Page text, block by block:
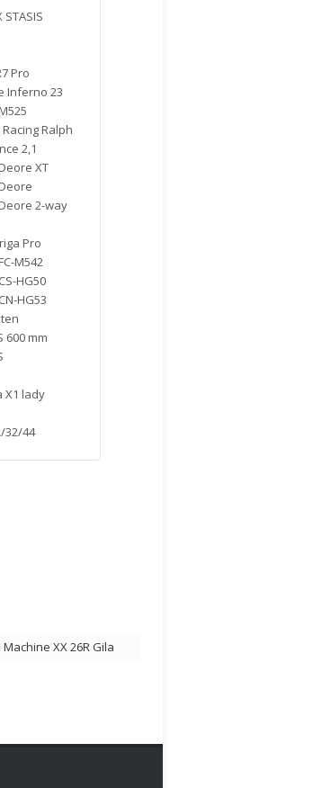
STASIS
Pro
Inferno 23
Ralph
2,1
XT
2-way
Pro
M542
HG50
HG53
600 mm
X1 lady
32/44
XX 26R Gila